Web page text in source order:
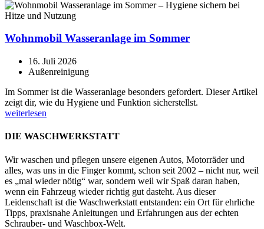
Wohnmobil Wasseranlage im Sommer
16. Juli 2026
Außenreinigung
Im Sommer ist die Wasseranlage besonders gefordert. Dieser Artikel
zeigt dir, wie du Hygiene und Funktion sicherstellst.
weiterlesen
DIE WASCHWERKSTATT
Wir waschen und pflegen unsere eigenen Autos, Motorräder und
alles, was uns in die Finger kommt, schon seit 2002 – nicht nur, weil
es „mal wieder nötig“ war, sondern weil wir Spaß daran haben,
wenn ein Fahrzeug wieder richtig gut dasteht. Aus dieser
Leidenschaft ist die Waschwerkstatt entstanden: ein Ort für ehrliche
Tipps, praxisnahe Anleitungen und Erfahrungen aus der echten
Schrauber- und Waschbox-Welt.